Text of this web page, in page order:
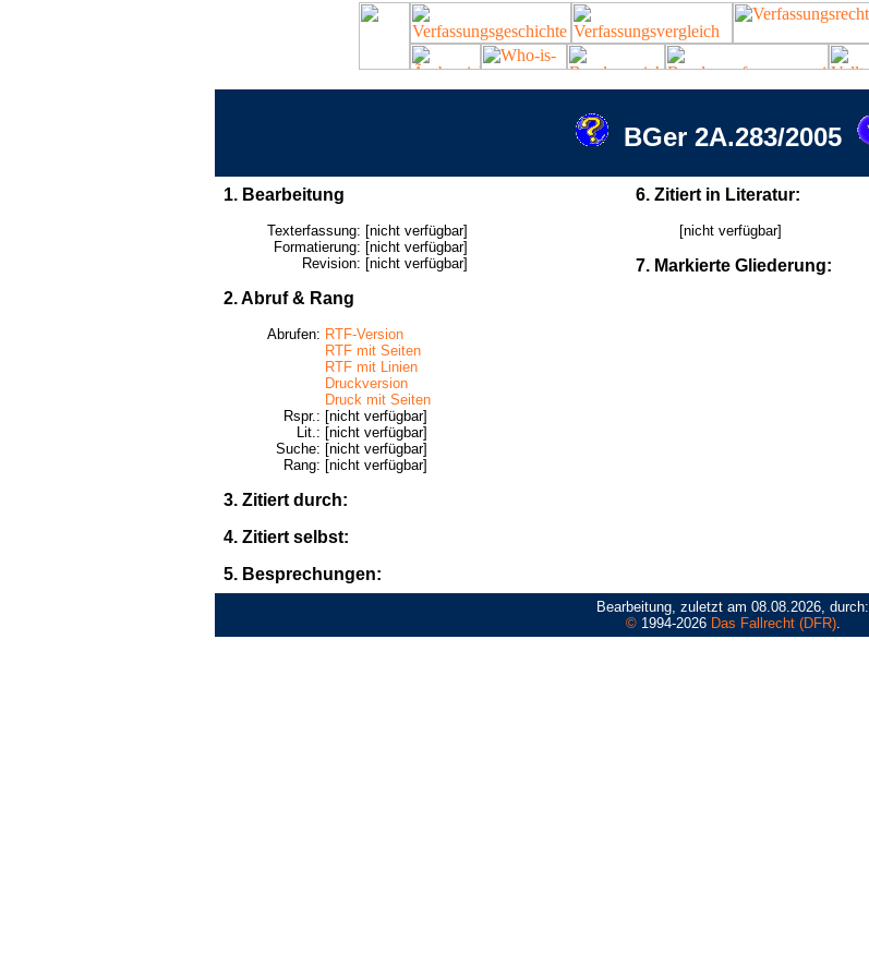
BGer 2A.283/2005
1. Bearbeitung
Texterfassung: [nicht verfügbar]
Formatierung: [nicht verfügbar]
Revision: [nicht verfügbar]
2. Abruf & Rang
Abrufen: RTF-Version
RTF mit Seiten
RTF mit Linien
Druckversion
Druck mit Seiten
Rspr.: [nicht verfügbar]
Lit.: [nicht verfügbar]
Suche: [nicht verfügbar]
Rang: [nicht verfügbar]
3. Zitiert durch:
4. Zitiert selbst:
5. Besprechungen:
6. Zitiert in Literatur:
[nicht verfügbar]
7. Markierte Gliederung:
Bearbeitung, zuletzt am 08.08.2026, durch:
©1994-2026 Das Fallrecht (DFR).